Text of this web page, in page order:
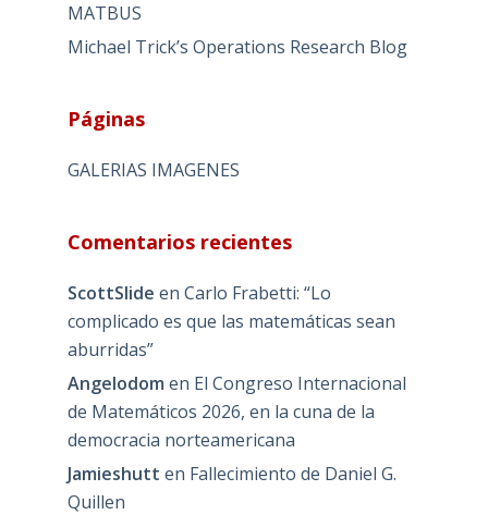
MATBUS
Michael Trick’s Operations Research Blog
Páginas
GALERIAS IMAGENES
Comentarios recientes
ScottSlide en Carlo Frabetti: “Lo
complicado es que las matemáticas sean
aburridas”
Angelodom en El Congreso Internacional
de Matemáticos 2026, en la cuna de la
democracia norteamericana
Jamieshutt en Fallecimiento de Daniel G.
Quillen